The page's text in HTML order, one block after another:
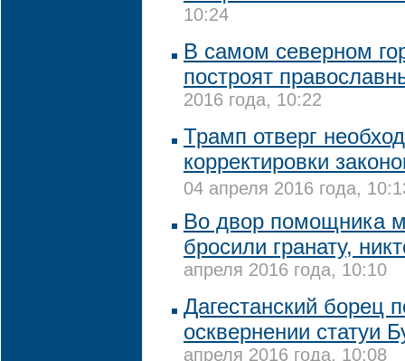
10:24
В самом северном
построят
2016 года, 10:22
Трамп отверг
корректировки
04 апреля 2016 года,
Во двор помощника
бросили гранату,
апреля 2016 года, 10:10
Дагестанский борец
осквернении статуи